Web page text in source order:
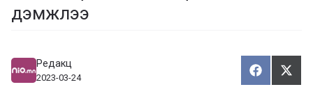
дэмжлээ
Редакц
2023-03-24
Х
у
Т